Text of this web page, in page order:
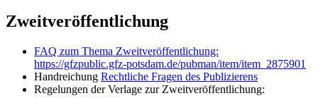
Zweitveröffentlichung
FAQ zum Thema Zweitveröffentlichung:
https://gfzpublic.gfz-potsdam.de/pubman/item/item_2875901
Handreichung Rechtliche Fragen des Publizierens
Regelungen der Verlage zur Zweitveröffentlichung: